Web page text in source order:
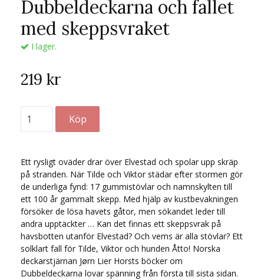
Dubbeldeckarna och fallet
med skeppsvraket
I lager.
219 kr
Ett rysligt oväder drar över Elvestad och spolar upp skräp
på stranden. När Tilde och Viktor städar efter stormen gör
de underliga fynd: 17 gummistövlar och namnskylten till
ett 100 år gammalt skepp. Med hjälp av kustbevakningen
försöker de lösa havets gåtor, men sökandet leder till
andra upptäckter … Kan det finnas ett skeppsvrak på
havsbotten utanför Elvestad? Och vems är alla stövlar? Ett
solklart fall för Tilde, Viktor och hunden Åtto! Norska
deckarstjärnan Jørn Lier Horsts böcker om
Dubbeldeckarna lovar spänning från första till sista sidan.